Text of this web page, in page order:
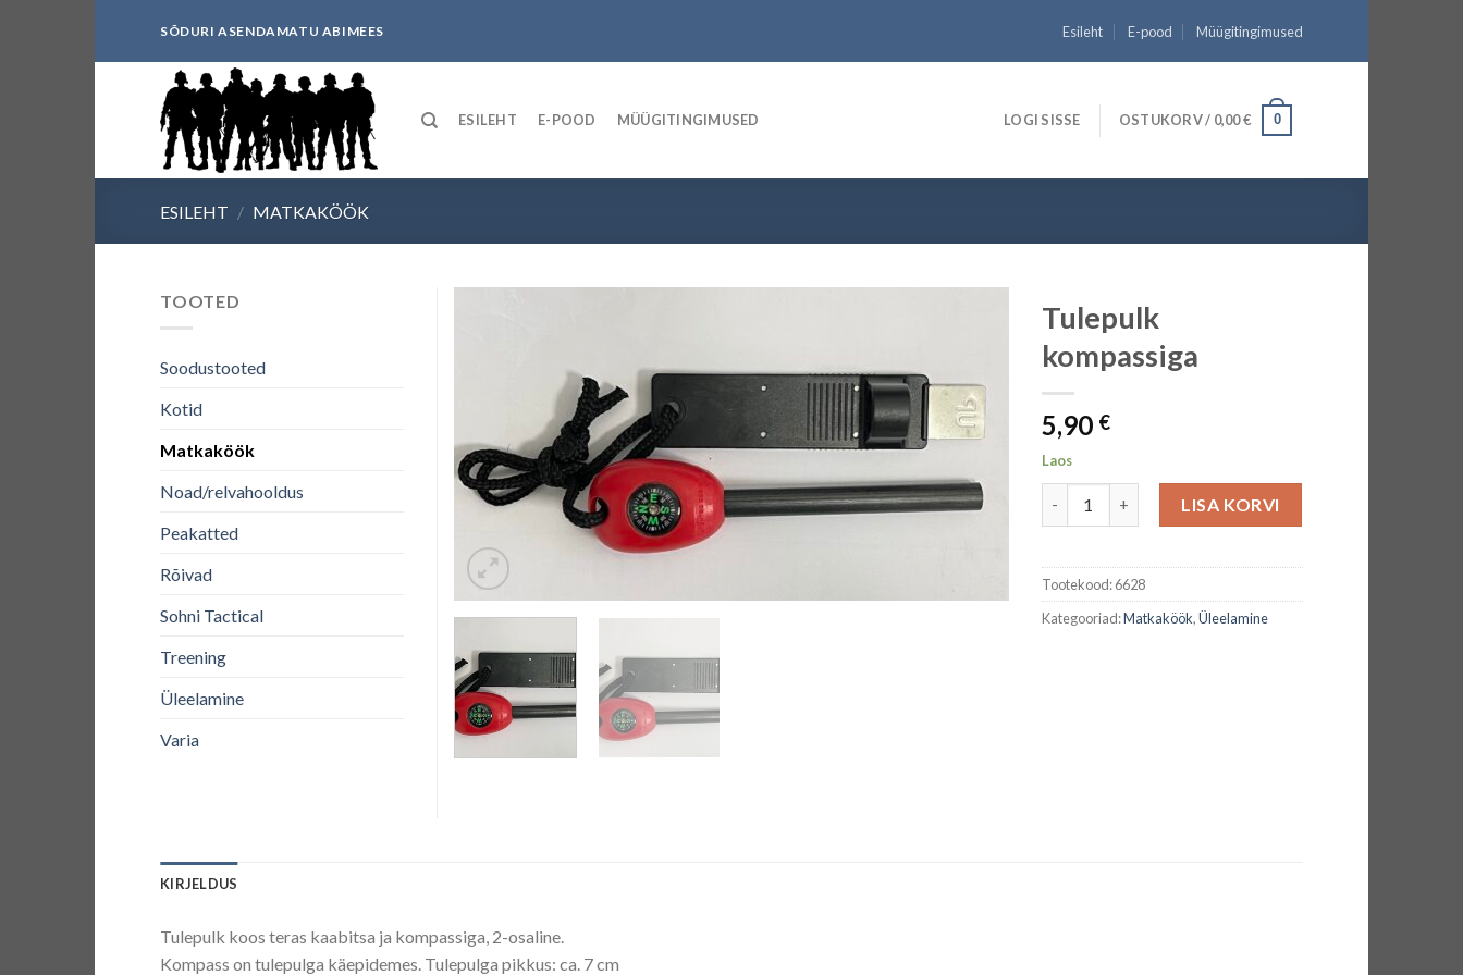
content
SÕDURI ASENDAMATU ABIMEES Esileht E-pood Müügitingimused
ESILEHT E-POOD MÜÜGITINGIMUSED LOGI SISSE OSTUKORV / 0,00€ 0
ESILEHT / MATKAKÖÖK
Tulepulk
kompassiga
5,90 €
Laos
LISA KORVI
Tootekood:6628
Kategooriad:Matkaköök,Üleelamine
TOOTED
Soodustooted
Kotid
Matkaköök
Noad/relvahooldus
Peakatted
Rõivad
Sohni Tactical
Treening
Üleelamine
Varia
KIRJELDUS
Tulepulk koos teras kaabitsa ja kompassiga, 2-osaline.
Kompass on tulepulga käepidemes. Tulepulga pikkus: ca. 7 cm